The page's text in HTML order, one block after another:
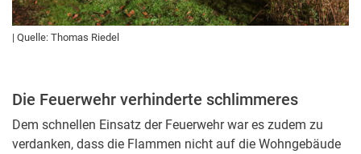
| Quelle: Thomas Riedel
Die Feuerwehr verhinderte schlimmeres
Dem schnellen Einsatz der Feuerwehr war es zudem zu
verdanken, dass die Flammen nicht auf die Wohngebäude